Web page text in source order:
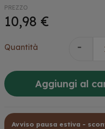
PREZZO
10,98 €
Quantità
Aggiungi al
Avviso pausa estiva -